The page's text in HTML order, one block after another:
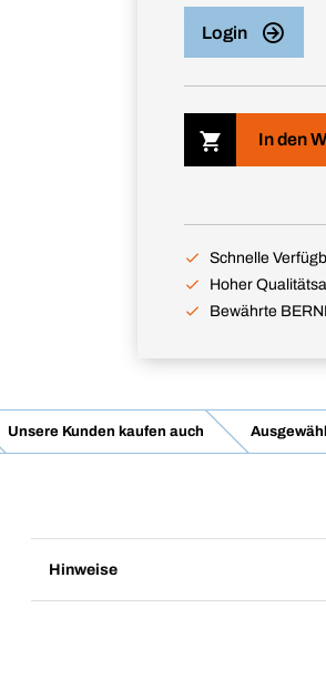
Login
In den
Schnelle
Hoher
Bewährte
Unsere Kunden kaufen auch
Hinweise